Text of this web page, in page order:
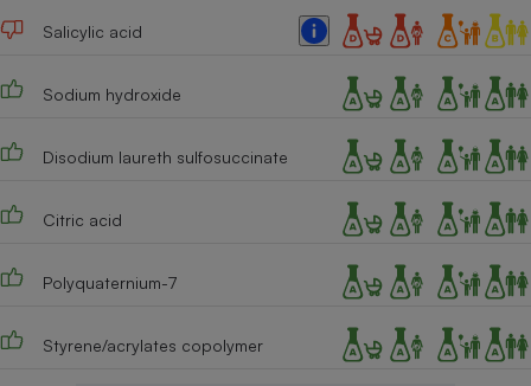
Salicylic acid
Sodium hydroxide
Disodium laureth sulfosuccinate
Citric acid
Polyquaternium-7
Styrene/acrylates copolymer
Robot ménager